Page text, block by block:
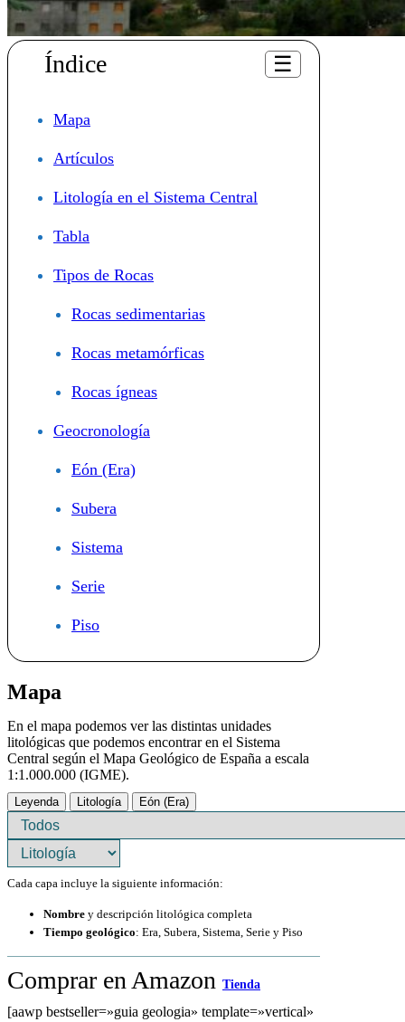
Índice ☰
Mapa
Artículos
Litología en el Sistema Central
Tabla
Tipos de Rocas
Rocas sedimentarias
Rocas metamórficas
Rocas ígneas
Geocronología
Eón (Era)
Subera
Sistema
Serie
Piso
Mapa
En el mapa podemos ver las distintas unidades
litológicas que podemos encontrar en el Sistema
Central según el Mapa Geológico de España a escala
1:1.000.000 (IGME).
Leyenda Litología Eón (Era)
Cada capa incluye la siguiente información:
Nombre y descripción litológica completa
Tiempo geológico: Era, Subera, Sistema, Serie y Piso
Comprar en Amazon Tienda
[aawp bestseller=»guia geologia» template=»vertical»